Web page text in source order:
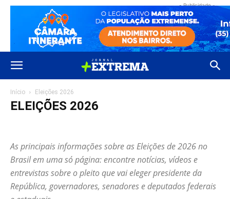
- Publicidade -
Início Eleições 2026
ELEIÇÕES 2026
Política
Região Saúde Turismo Vídeos
As principais informações sobre as Eleições de 2026 no
Brasil em uma só página: encontre notícias, vídeos e
entrevistas sobre o pleito que vai eleger presidente da
República, governadores, senadores e deputados federais